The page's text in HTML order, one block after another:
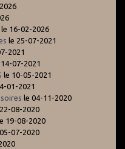
le 16-02-2026
le 25-07-2021
2021
14-07-2021
le 10-05-2021
01-2021
le 04-11-2020
08-2020
19-08-2020
07-2020